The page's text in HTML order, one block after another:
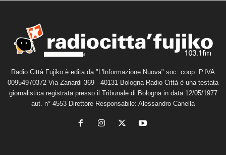
Radio Città Fujiko è edita da "L'Informazione Nuova" soc. coop. P.IVA
00954970372 Via Zanardi 369 - 40131 Bologna Radio Città è una testata
giornalistica registrata presso il Tribunale di Bologna in data 12/05/1977
aut. n° 4553 Direttore Responsabile: Alessandro Canella